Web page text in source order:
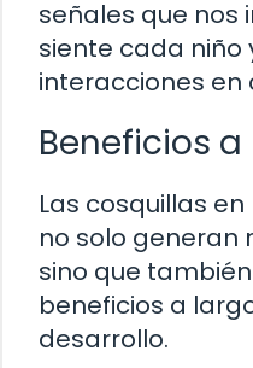
señales que nos
siente cada
interacciones en
Beneficios
Las cosquillas
no solo generan
sino que
beneficios a
desarrollo.